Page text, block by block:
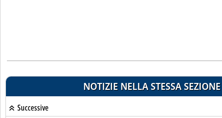
NOTIZIE NELLA STESSA SEZIONE
Successive